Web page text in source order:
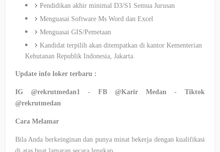
Pendidikan akhir minimal D3/S1 Semua Jurusan
Menguasai Software Ms Word dan Excel
Menguasai GIS/Pemetaan
Kandidat terpilih akan ditempatkan di kantor Kementerian
Kehutanan Republik Indonesia, Jakarta.
Update info loker terbaru :
IG @rekrutmedan1 - FB @Karir Medan - Tiktok
@rekrutmedan
Cara Melamar
Bila Anda berkeinginandan punya minat bekerja dengan kualifikasi